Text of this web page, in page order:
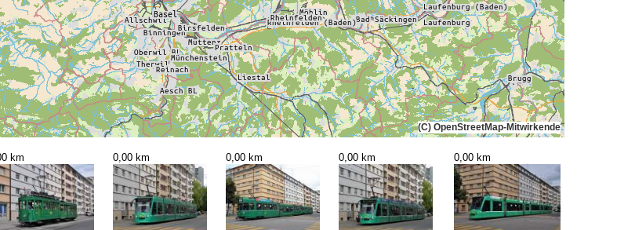
(C) OpenStreetMap-Mitwirkende
km 0,00 km 0,00 km 0,00 km 0,00 km